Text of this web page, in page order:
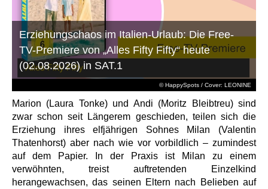
© HappySpots / Cover: LEONINE
Erziehungschaos im Italien-Urlaub: Die Free-
TV-Premiere von „Alles Fifty Fifty“ heute
(02.08.2026) in SAT.1
Marion (Laura Tonke) und Andi (Moritz Bleibtreu) sind
zwar schon seit Längerem geschieden, teilen sich die
Erziehung ihres elfjährigen Sohnes Milan (Valentin
Thatenhorst) aber nach wie vor vorbildlich – zumindest
auf dem Papier. In der Praxis ist Milan zu einem
verwöhnten, treist auftretenden Einzelkind
herangewachsen, das seinen Eltern nach Belieben auf